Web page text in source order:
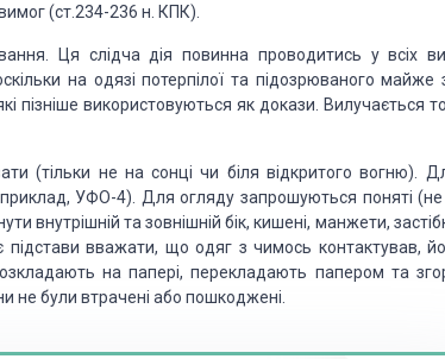
(ст.234-236 н. КПК)
Ця слідча дія повинна проводитись у всіх
на одязі потерпілої та підозрюваного майже
пізніше використовуються як докази. Вилучається
(тільки не на сонці чи біля відкритого вогню).
УФО-4). Для огляду запрошуються поняті
внутрішній та зовнішній бік, кишені, манжети,
підстави вважати, що одяг з чимось контактував,
на папері, перекладають папером та
не були втрачені або пошкоджені.